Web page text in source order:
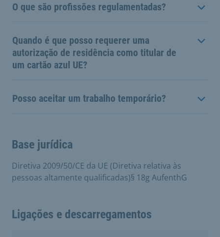
O que são profissões regulamentadas?
Quando é que posso requerer uma
autorização de residência como titular de
um cartão azul UE?
Posso aceitar um trabalho temporário?
Base jurídica
Diretiva 2009/50/CE da UE (Diretiva relativa às
pessoas altamente qualificadas)§ 18g AufenthG
Ligações e descarregamentos